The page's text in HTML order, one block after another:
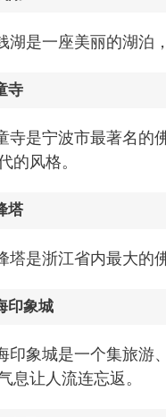
湖是一座美丽的湖泊
寺
寺是宁波市最著名的
的风格。
塔
塔是浙江省内最大的
印象城
印象城是一个集旅游
息让人流连忘返。